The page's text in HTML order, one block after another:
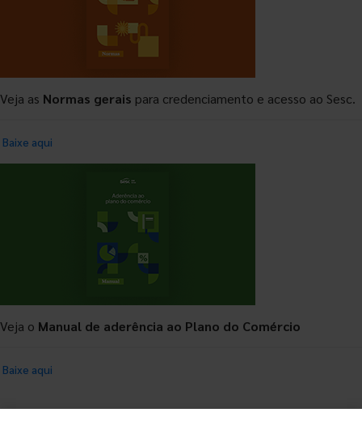
Veja as Normas gerais para credenciamento e acesso ao Sesc.
Baixe aqui
Veja o Manual de aderência ao Plano do Comércio
Baixe aqui